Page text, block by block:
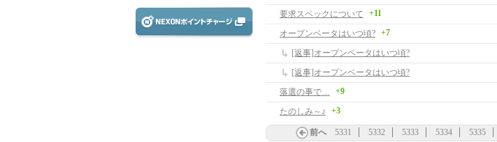
要求スペックについて
+11
オープンベータはいつ頃? +7
[返事]オープンベータはいつ頃?
[返事]オープンベータはいつ頃?
落選の事で…
+9
たのしみ～♪
+3
前へ 5331 5332 5333 5334 5335